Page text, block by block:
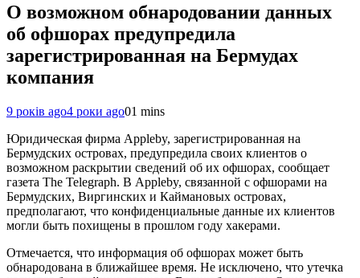
О возможном обнародовании данных
об офшорах предупредила
зарегистрированная на Бермудах
компания
9 років ago4 роки ago01 mins
Юридическая фирма Appleby, зарегистрированная на
Бермудских островах, предупредила своих клиентов о
возможном раскрытии сведений об их офшорах, сообщает
газета The Telegraph. В Appleby, связанной с офшорами на
Бермудских, Виргинских и Каймановых островах,
предполагают, что конфиденциальные данные их клиентов
могли быть похищены в прошлом году хакерами.
Отмечается, что информация об офшорах может быть
обнародована в ближайшее время. Не исключено, что утечка